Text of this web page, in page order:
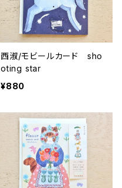
西淑/モビールカード sho
oting star
¥880